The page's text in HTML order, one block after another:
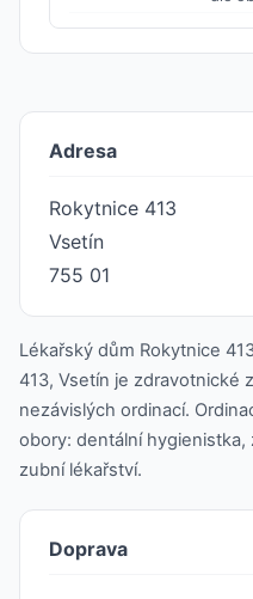
Adresa
Rokytnice 413
Vsetín
755 01
Lékařský dům Rokytnice
413, Vsetín je zdravotnické
nezávislých ordinací.
obory: dentální
zubní lékařství.
Doprava